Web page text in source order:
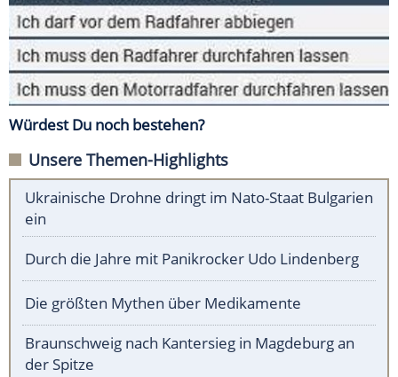
Würdest Du noch bestehen?
Unsere Themen-Highlights
Ukrainische Drohne dringt im Nato-Staat Bulgarien
ein
Durch die Jahre mit Panikrocker Udo Lindenberg
Die größten Mythen über Medikamente
Braunschweig nach Kantersieg in Magdeburg an
der Spitze